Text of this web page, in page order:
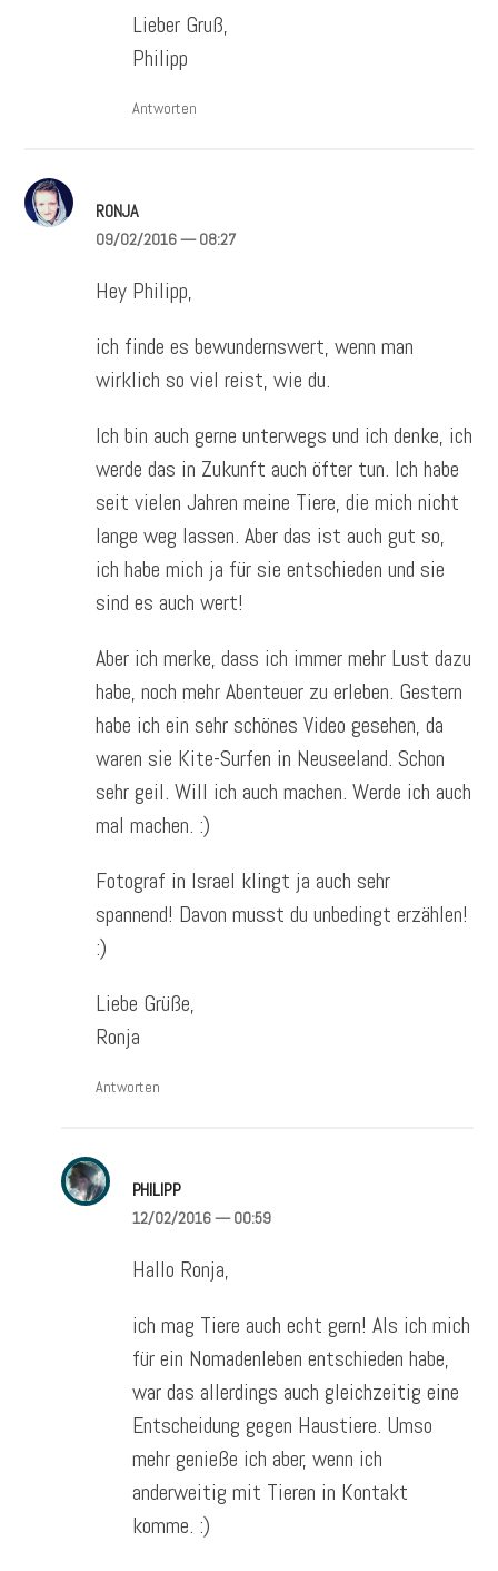
Lieber Gruß,
Philipp
Antworten
RONJA
09/02/2016— 08:27
Hey Philipp,
ich finde es bewundernswert, wenn man
wirklich so viel reist, wie du.
Ich bin auch gerne unterwegs und ich denke, ich
werde das in Zukunft auch öfter tun. Ich habe
seit vielen Jahren meine Tiere, die mich nicht
lange weg lassen. Aber das ist auch gut so,
ich habe mich ja für sie entschieden und sie
sind es auch wert!
Aber ich merke, dass ich immer mehr Lust dazu
habe, noch mehr Abenteuer zu erleben. Gestern
habe ich ein sehr schönes Video gesehen, da
waren sie Kite-Surfen in Neuseeland. Schon
sehr geil. Will ich auch machen. Werde ich auch
mal machen. :)
Fotograf in Israel klingt ja auch sehr
spannend! Davon musst du unbedingt erzählen!
:)
Liebe Grüße,
Ronja
Antworten
PHILIPP
12/02/2016— 00:59
Hallo Ronja,
ich mag Tiere auch echt gern! Als ich mich
für ein Nomadenleben entschieden habe,
war das allerdings auch gleichzeitig eine
Entscheidung gegen Haustiere. Umso
mehr genieße ich aber, wenn ich
anderweitig mit Tieren in Kontakt
komme. :)